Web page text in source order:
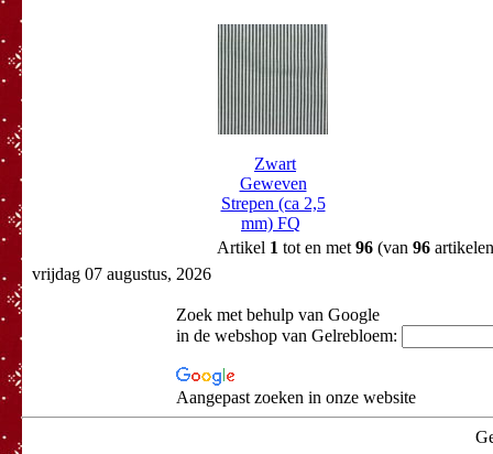
Zwart
Geweven
Strepen (ca 2,5
mm) FQ
Artikel 1 tot en met 96 (van 96
vrijdag 07 augustus, 2026
Zoek met behulp van Google
in de webshop van Gelrebloem:
Aangepast zoeken in onze website